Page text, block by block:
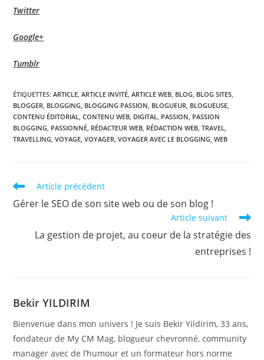
Twitter
Google+
Tumblr
ÉTIQUETTES:ARTICLE, ARTICLE INVITÉ, ARTICLE WEB, BLOG, BLOG SITES,
BLOGGER, BLOGGING, BLOGGING PASSION, BLOGUEUR, BLOGUEUSE,
CONTENU ÉDITORIAL, CONTENU WEB, DIGITAL, PASSION, PASSION
BLOGGING, PASSIONNÉ, RÉDACTEUR WEB, RÉDACTION WEB, TRAVEL,
TRAVELLING, VOYAGE, VOYAGER, VOYAGER AVEC LE BLOGGING, WEB
Read
more
articles
Article précédent
Gérer le SEO de son site web ou de son blog !
Article suivant
La gestion de projet, au coeur de la stratégie des
entreprises !
Bekir YILDIRIM
Bienvenue dans mon univers ! Je suis Bekir Yildirim, 33 ans,
fondateur de My CM Mag, blogueur chevronné, community
manager avec de l’humour et un formateur hors norme